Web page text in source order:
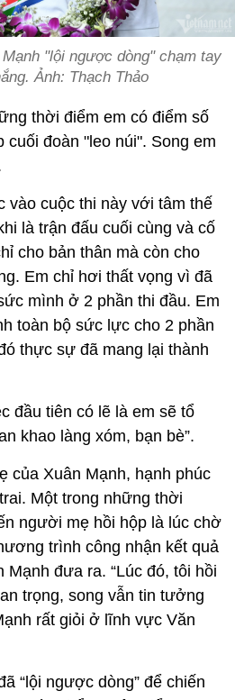
"lội ngược dòng" chạm tay
Ảnh: Thạch Thảo
thời điểm em có điểm số
cuối đoàn "leo núi". Song em
vào cuộc thi này với tâm thế
là trận đấu cuối cùng và cố
cho bản thân mà còn cho
Em chỉ hơi thất vọng vì đã
mình ở 2 phần thi đầu. Em
toàn bộ sức lực cho 2 phần
thực sự đã mang lại thành
đầu tiên có lẽ là em sẽ tổ
khao làng xóm, bạn bè”.
của Xuân Mạnh, hạnh phúc
Một trong những thời
người mẹ hồi hộp là lúc chờ
trình công nhận kết quả
Mạnh đưa ra. “Lúc đó, tôi hồi
trọng, song vẫn tin tưởng
rất giỏi ở lĩnh vực Văn
“lội ngược dòng” để chiến